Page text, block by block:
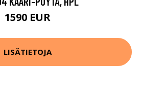
1590 EUR
LISÄTIETOJA